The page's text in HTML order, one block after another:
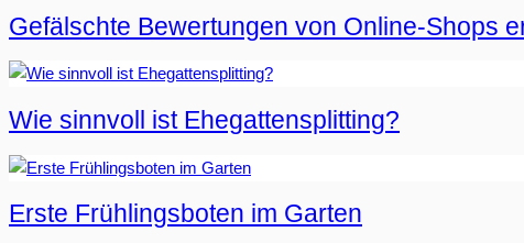
Gefälschte Bewertungen von Online-Shops
Wie sinnvoll ist Ehegattensplitting?
Erste Frühlingsboten im Garten